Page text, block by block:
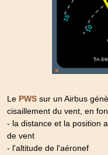
Le PWS sur un Airbus
cisaillement du vent, en
- la distance et la position
de vent
- l'altitude de l'aéronef